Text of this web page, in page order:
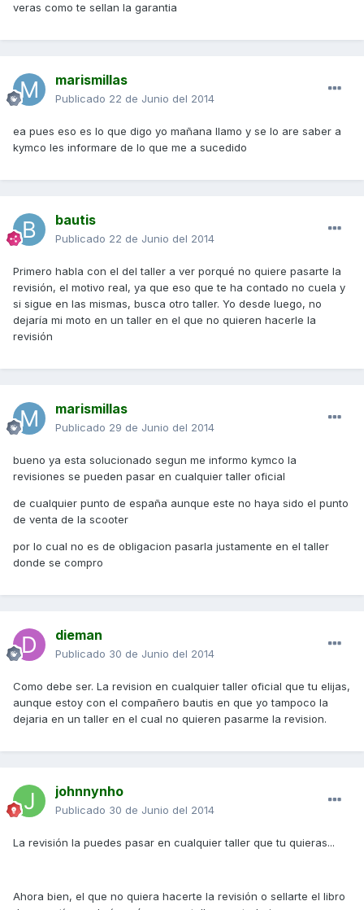
veras como te sellan la garantia
marismillas
Publicado 22 de Junio del 2014
ea pues eso es lo que digo yo mañana llamo y se lo are saber a
kymco les informare de lo que me a sucedido
bautis
Publicado 22 de Junio del 2014
Primero habla con el del taller a ver porqué no quiere pasarte la
revisión, el motivo real, ya que eso que te ha contado no cuela y
si sigue en las mismas, busca otro taller. Yo desde luego, no
dejaría mi moto en un taller en el que no quieren hacerle la
revisión
marismillas
Publicado 29 de Junio del 2014
bueno ya esta solucionado segun me informo kymco la
revisiones se pueden pasar en cualquier taller oficial
de cualquier punto de españa aunque este no haya sido el punto
de venta de la scooter
por lo cual no es de obligacion pasarla justamente en el taller
donde se compro
dieman
Publicado 30 de Junio del 2014
Como debe ser. La revision en cualquier taller oficial que tu elijas,
aunque estoy con el compañero bautis en que yo tampoco la
dejaria en un taller en el cual no quieren pasarme la revision.
johnnynho
Publicado 30 de Junio del 2014
La revisión la puedes pasar en cualquier taller que tu quieras...
Ahora bien, el que no quiera hacerte la revisión o sellarte el libro